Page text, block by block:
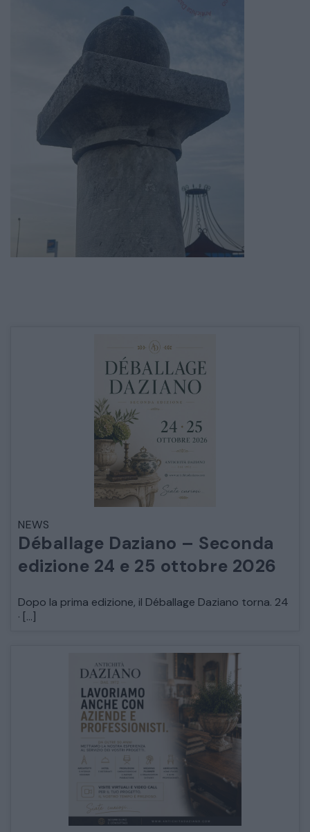
CATALOGO COMPLETO
MOBILI
CAMERE
NEWS
Déballage Daziano – Seconda
edizione 24 e 25 ottobre 2026
Dopo la prima edizione, il Déballage Daziano torna. 24
· […]